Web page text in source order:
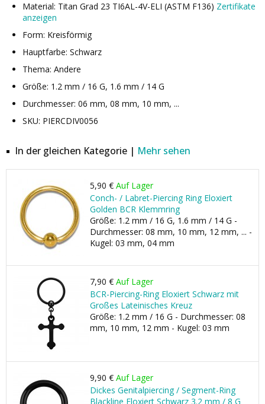
Material: Titan Grad 23 TI6AL-4V-ELI (ASTM F136) Zertifikate
anzeigen
Form: Kreisförmig
Hauptfarbe: Schwarz
Thema: Andere
Größe: 1.2 mm / 16 G, 1.6 mm / 14 G
Durchmesser: 06 mm, 08 mm, 10 mm, ...
SKU: PIERCDIV0056
In der gleichen Kategorie | Mehr sehen
5,90 € Auf Lager
Conch- / Labret-Piercing Ring Eloxiert
Golden BCR Klemmring
Größe: 1.2 mm / 16 G, 1.6 mm / 14 G -
Durchmesser: 08 mm, 10 mm, 12 mm, ... -
Kugel: 03 mm, 04 mm
7,90 € Auf Lager
BCR-Piercing-Ring Eloxiert Schwarz mit
Großes Lateinisches Kreuz
Größe: 1.2 mm / 16 G - Durchmesser: 08
mm, 10 mm, 12 mm - Kugel: 03 mm
9,90 € Auf Lager
Dickes Genitalpiercing / Segment-Ring
Blackline Eloxiert Schwarz 3.2 mm / 8 G